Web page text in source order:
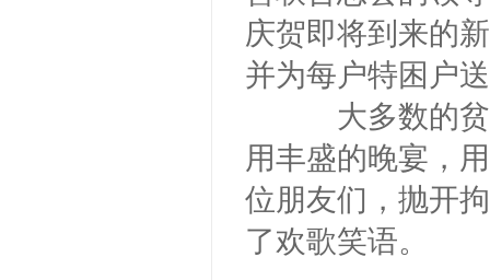
庆贺即将到来的
并为每户特困户
大多数的贫
用丰盛的晚宴，
位朋友们，抛开
了欢歌笑语。